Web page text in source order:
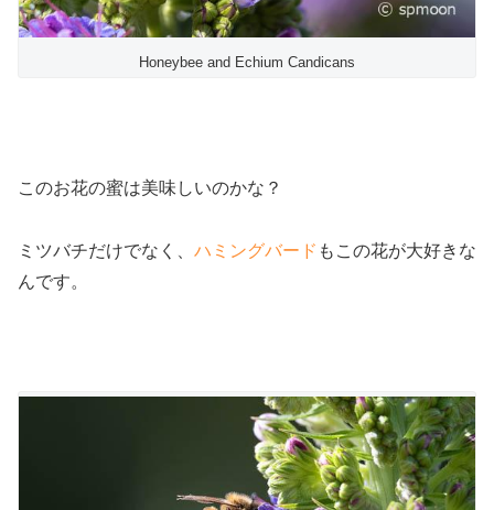
Honeybee and Echium Candicans
このお花の蜜は美味しいのかな？
ミツバチだけでなく、 ハミングバード もこの花が大好きな
んです。